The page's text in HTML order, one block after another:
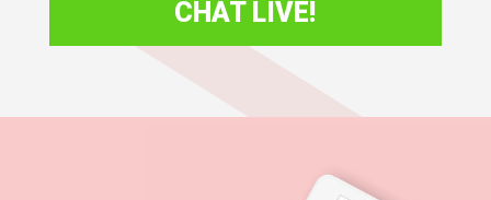
CHAT LIVE!